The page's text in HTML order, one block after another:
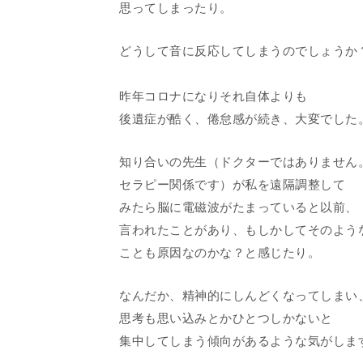
思ってしまったり。
どうして音に反応してしまうのでしょうか
昨年コロナになりそれ自体よりも
後遺症が酷く、倦怠感が続き、大変でした。
知り合いの先生（ドクターではありません。
セラピー関係です）が私を遠隔調整して
みたら脳に電磁波がたまっていると以前、
言われたことがあり、もしかしてそのよう
ことも原因なのかな？と感じたり。
なんだか、精神的にしんどくなってしまい、
思考も思い込みとかひとつしかないと
集中してしまう傾向があるような気がしま